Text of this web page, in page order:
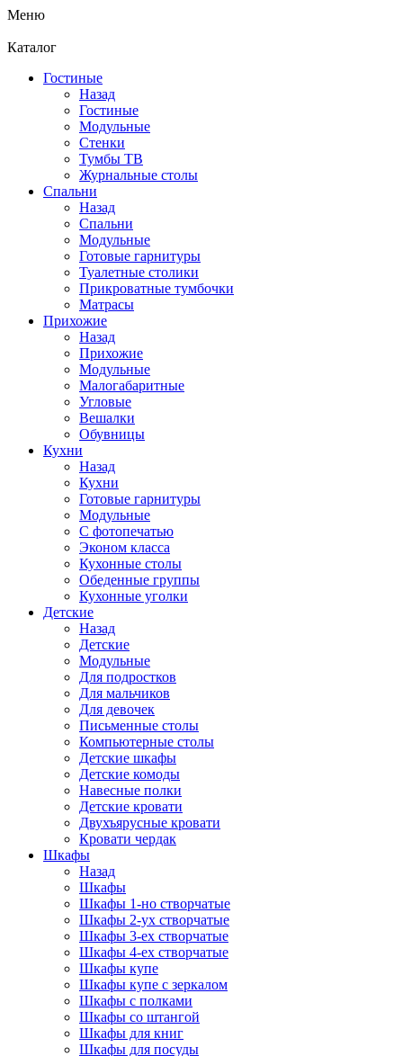
Меню
Каталог
Гостиные
Назад
Гостиные
Модульные
Стенки
Тумбы ТВ
Журнальные столы
Спальни
Назад
Спальни
Модульные
Готовые гарнитуры
Туалетные столики
Прикроватные тумбочки
Матрасы
Прихожие
Назад
Прихожие
Модульные
Малогабаритные
Угловые
Вешалки
Обувницы
Кухни
Назад
Кухни
Готовые гарнитуры
Модульные
С фотопечатью
Эконом класса
Кухонные столы
Обеденные группы
Кухонные уголки
Детские
Назад
Детские
Модульные
Для подростков
Для мальчиков
Для девочек
Письменные столы
Компьютерные столы
Детские шкафы
Детские комоды
Навесные полки
Детские кровати
Двухъярусные кровати
Кровати чердак
Шкафы
Назад
Шкафы
Шкафы 1-но створчатые
Шкафы 2-ух створчатые
Шкафы 3-ех створчатые
Шкафы 4-ех створчатые
Шкафы купе
Шкафы купе с зеркалом
Шкафы с полками
Шкафы со штангой
Шкафы для книг
Шкафы для посуды